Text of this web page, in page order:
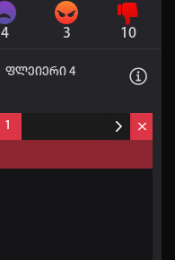
4 3 10
ფლეიერი 4
1